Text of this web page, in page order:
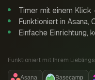
Timer mit einem
Funktioniert in Asana,
Einfache Einrichtung,
Funktioniert mit Ihrem
Asana Basecamp